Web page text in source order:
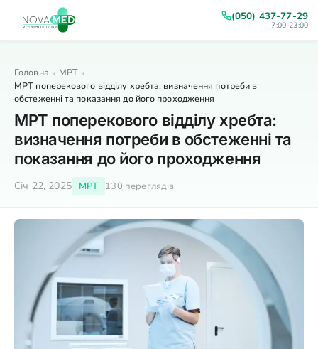
(050) 437-77-29
7:00-23:00
Головна » МРТ »
МРТ поперекового відділу хребта: визначення потреби в
обстеженні та показання до його проходження
МРТ поперекового відділу хребта:
визначення потреби в обстеженні та
показання до його проходження
Січ 22, 2025 МРТ 130 переглядів